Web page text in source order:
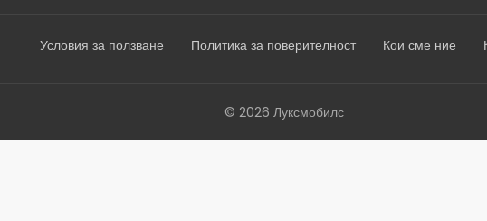
Условия за ползване Политика за поверителност Кои сме ние
© 2026 Луксмобилс